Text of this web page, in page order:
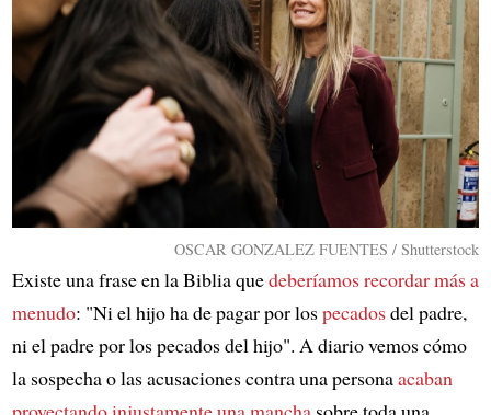
OSCAR GONZALEZ FUENTES / Shutterstock
Existe una frase en la Biblia quedeberíamos recordar más a
menudo: "Ni el hijo ha de pagar por lospecadosdel padre,
ni el padre por los pecados del hijo". A diario vemos cómo
la sospecha o las acusaciones contra una personaacaban